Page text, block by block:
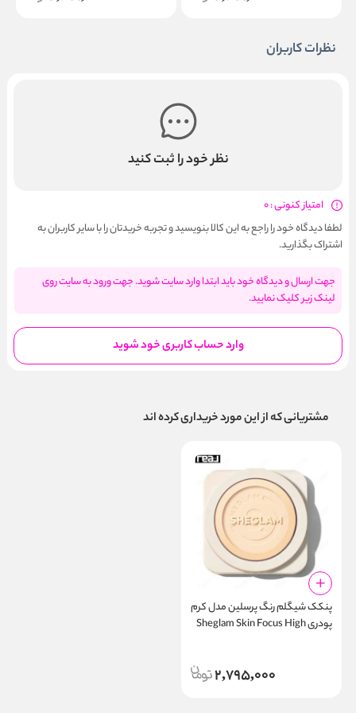
نظرات کاربران
نظر خود را ثبت کنید
امتیاز کنونی : 0
لطفا دیدگاه خود را راجع به این کالا بنویسید و تجربه خریدتان را با سایر کاربران به
اشتراک بگذارید.
جهت ارسال و دیدگاه خود باید ابتدا وارد سایت شوید. جهت ورود به سایت روی
لینک زیر کلیک نمایید.
وارد حساب کاربری خود شوید
مشتریانی که از این مورد خریداری کرده اند
پنکک شیگلم رنگ پرسلین مدل کرم
پودری Sheglam Skin Focus High
2,795,000